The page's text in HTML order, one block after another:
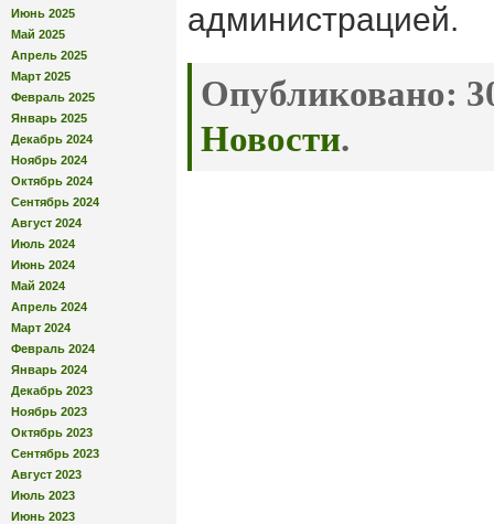
Июнь 2025
Май 2025
Апрель 2025
Март 2025
Февраль 2025
Январь 2025
Декабрь 2024
Ноябрь 2024
Октябрь 2024
Сентябрь 2024
Август 2024
Июль 2024
Июнь 2024
Май 2024
Апрель 2024
Март 2024
Февраль 2024
Январь 2024
Декабрь 2023
Ноябрь 2023
Октябрь 2023
Сентябрь 2023
Август 2023
Июль 2023
Июнь 2023
администрацией.
Опубликовано:
Новости.